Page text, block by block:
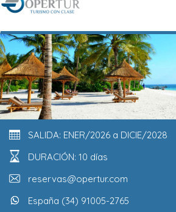
SALIDA: ENER/2026 a DICIE/2028
DURACIÓN: 10 días
reservas@opertur.com
España (34) 91005-2765